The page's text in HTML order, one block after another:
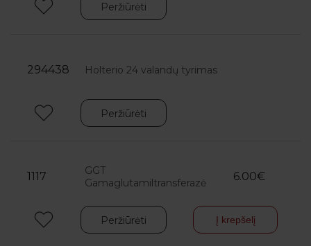
Peržiūrėti
294438 Holterio 24 valandų tyrimas
Peržiūrėti
1117
GGT
Gamaglutamiltransferazė
6.00€
Peržiūrėti Į krepšelį